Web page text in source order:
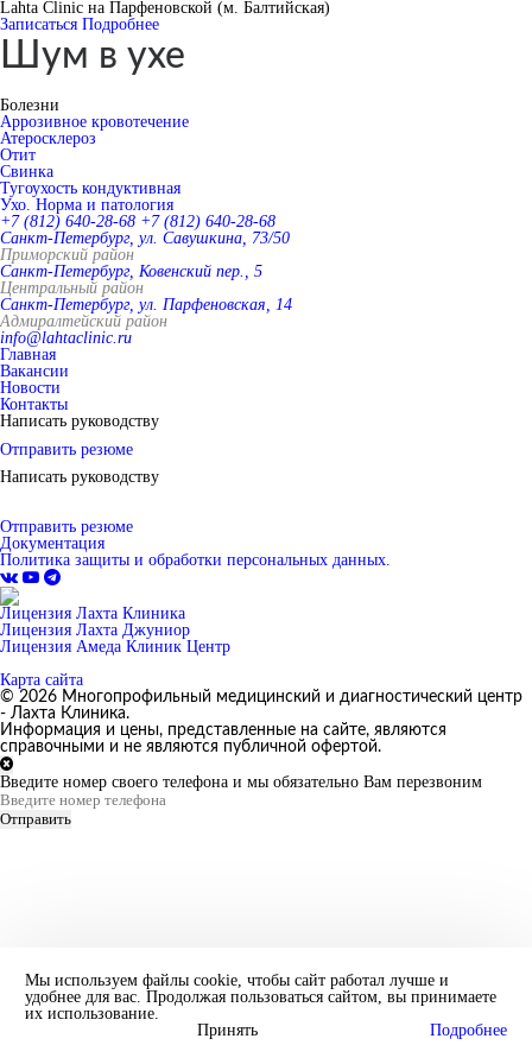
Lahta Clinic на Парфеновской (м. Балтийская)
Записаться Подробнее
Шум в ухе
Болезни
Аррозивное кровотечение
Атеросклероз
Отит
Свинка
Тугоухость кондуктивная
Ухо. Норма и патология
+7 (812) 640-28-68 +7 (812) 640-28-68
Санкт-Петербург, ул. Савушкина, 73/50
Приморский район
Санкт-Петербург, Ковенский пер., 5
Центральный район
Санкт-Петербург, ул. Парфеновская, 14
Адмиралтейский район
info@lahtaclinic.ru
Главная
Вакансии
Новости
Контакты
Написать руководству
Отправить резюме
Написать руководству
Отправить резюме
Документация
Политика защиты и обработки персональных данных.
Лицензия Лахта Клиника
Лицензия Лахта Джуниор
Лицензия Амеда Клиник Центр
Карта сайта
© 2026 Многопрофильный медицинский и диагностический центр
- Лахта Клиника.
Информация и цены, представленные на сайте, являются
справочными и не являются публичной офертой.
Введите номер своего телефона и мы обязательно Вам перезвоним
Отправить
Мы используем файлы cookie, чтобы сайт работал лучше и
удобнее для вас. Продолжая пользоваться сайтом, вы принимаете
их использование.
Принять
Подробнее